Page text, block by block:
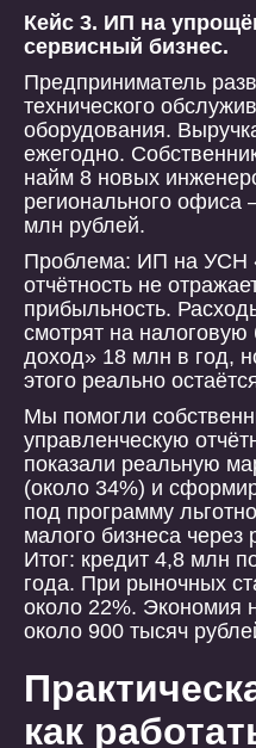
Кейс 3. ИП на
сервисный бизнес.
Предприниматель
технического
оборудования.
ежегодно.
найм 8 новых
регионального
млн рублей.
Проблема: ИП на УСН
отчётность не
прибыльность.
смотрят на налоговую
доход» 18 млн в год,
этого реально
Мы помогли
управленческую
показали реальную
(около 34%) и
под программу
малого бизнеса
Итог: кредит 4,8 млн
года. При рыночных
около 22%. Экономия
около 900 тысяч
как